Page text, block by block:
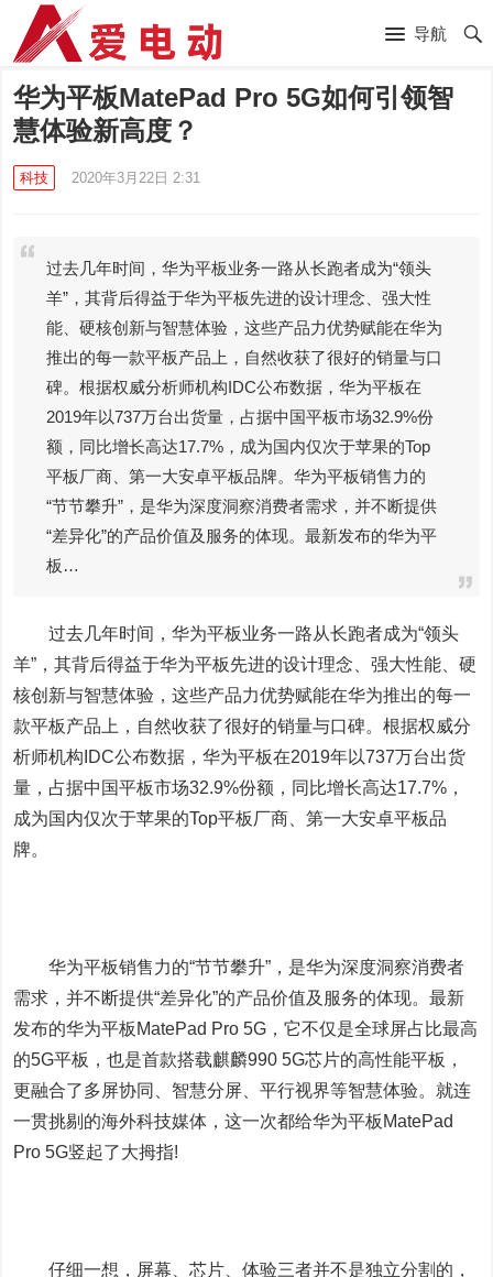
导航
华为平板MatePad Pro 5G如何引领智
慧体验新高度？
科技 2020年3月22日 2:31
过去几年时间，华为平板业务一路从长跑者成为“领头
羊”，其背后得益于华为平板先进的设计理念、强大性
能、硬核创新与智慧体验，这些产品力优势赋能在华为
推出的每一款平板产品上，自然收获了很好的销量与口
碑。根据权威分析师机构IDC公布数据，华为平板在
2019年以737万台出货量，占据中国平板市场32.9%份
额，同比增长高达17.7%，成为国内仅次于苹果的Top
平板厂商、第一大安卓平板品牌。华为平板销售力的
“节节攀升”，是华为深度洞察消费者需求，并不断提供
“差异化”的产品价值及服务的体现。最新发布的华为平
板…
过去几年时间，华为平板业务一路从长跑者成为“领头
羊”，其背后得益于华为平板先进的设计理念、强大性能、硬
核创新与智慧体验，这些产品力优势赋能在华为推出的每一
款平板产品上，自然收获了很好的销量与口碑。根据权威分
析师机构IDC公布数据，华为平板在2019年以737万台出货
量，占据中国平板市场32.9%份额，同比增长高达17.7%，
成为国内仅次于苹果的Top平板厂商、第一大安卓平板品
牌。
华为平板销售力的“节节攀升”，是华为深度洞察消费者
需求，并不断提供“差异化”的产品价值及服务的体现。最新
发布的华为平板MatePad Pro 5G，它不仅是全球屏占比最高
的5G平板，也是首款搭载麒麟990 5G芯片的高性能平板，
更融合了多屏协同、智慧分屏、平行视界等智慧体验。就连
一贯挑剔的海外科技媒体，这一次都给华为平板MatePad
Pro 5G竖起了大拇指!
仔细一想，屏幕、芯片、体验三者并不是独立分割的，